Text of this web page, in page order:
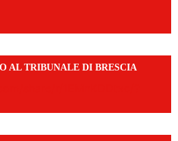
AL TRIBUNALE DI BRESCIA